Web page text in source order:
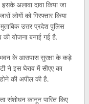
अलावा दावा किया जा
लोगों को गिरफ्तार किया
उत्तर प्रदेश पुलिस
की योजना बनाई गई है.
भवन के आसपास सुरक्षा के कड़े
ने इस घेराव में सीएए का
की अपील की है.
संशोधन कानून पारित किए